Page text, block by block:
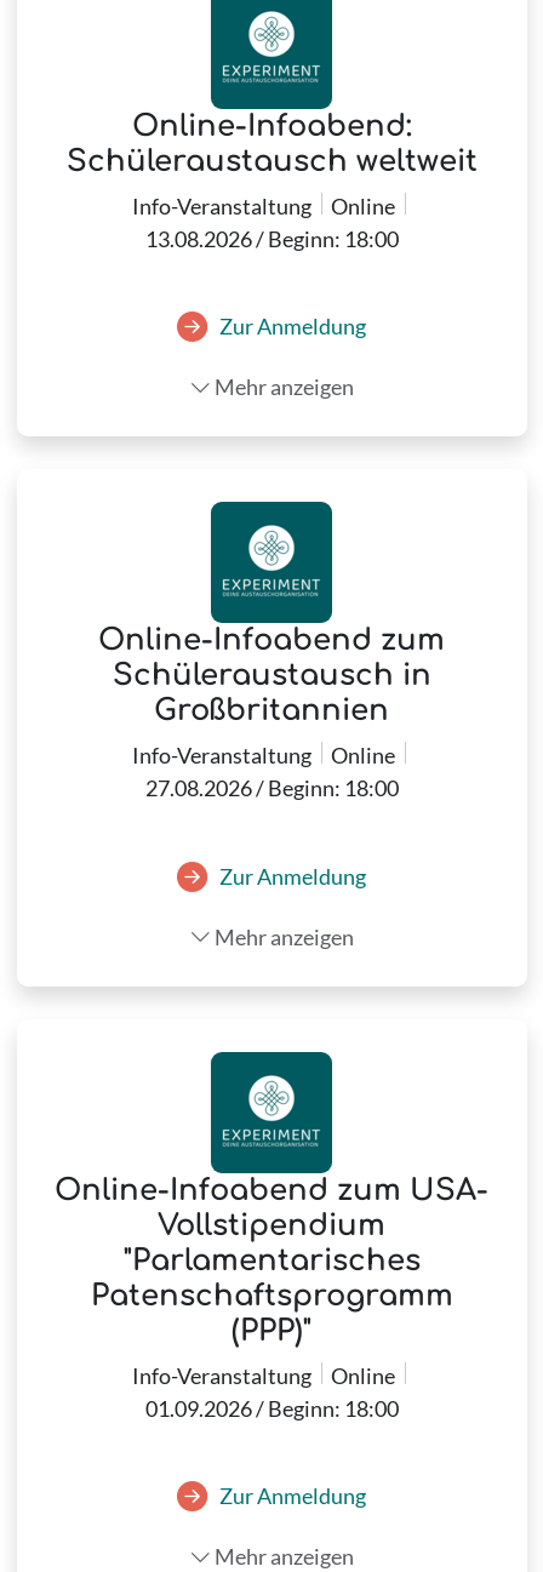
Online-Infoabend:
Schüleraustausch weltweit
Info-Veranstaltung
Online
13.08.2026 / Beginn: 18:00
Zur Anmeldung
Mehr anzeigen
Online-Infoabend zum
Schüleraustausch in
Großbritannien
Info-Veranstaltung
Online
27.08.2026 / Beginn: 18:00
Zur Anmeldung
Mehr anzeigen
Online-Infoabend zum USA-
Vollstipendium
"Parlamentarisches
Patenschaftsprogramm
(PPP)"
Info-Veranstaltung
Online
01.09.2026 / Beginn: 18:00
Zur Anmeldung
Mehr anzeigen